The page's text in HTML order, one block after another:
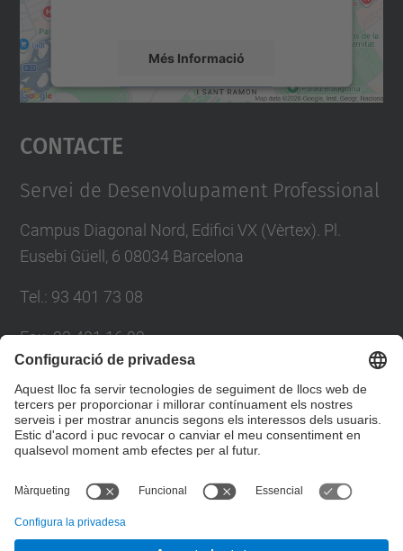
Més Informació
Accepta
powered by
Contacte
Servei de Desenvolupament Professional
Campus Diagonal Nord, Edifici VX (Vèrtex). Pl.
Eusebi Güell, 6 08034 Barcelona
Tel. : 93 401 73 08
Fax:93 401 16 22
Directori UPC
Formulari de contacte